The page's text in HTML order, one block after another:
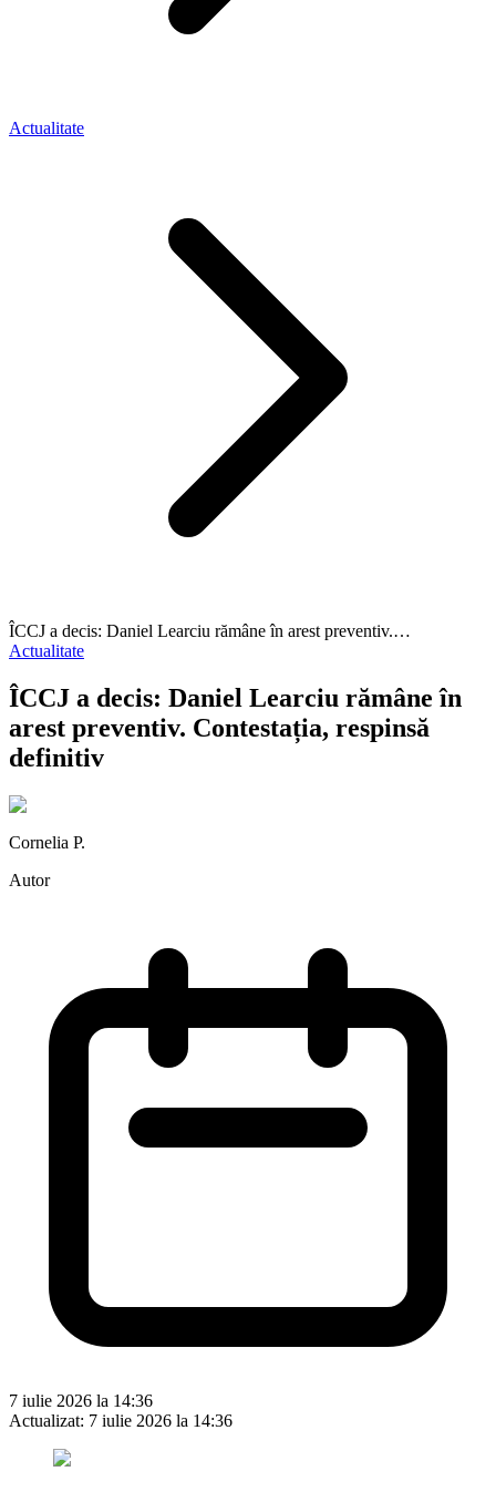
Actualitate
ÎCCJ a decis: Daniel Learciu rămâne în arest preventiv.…
Actualitate
ÎCCJ a decis: Daniel Learciu rămâne în
arest preventiv. Contestația, respinsă
definitiv
Cornelia P.
Autor
7 iulie 2026 la 14:36
Actualizat: 7 iulie 2026 la 14:36